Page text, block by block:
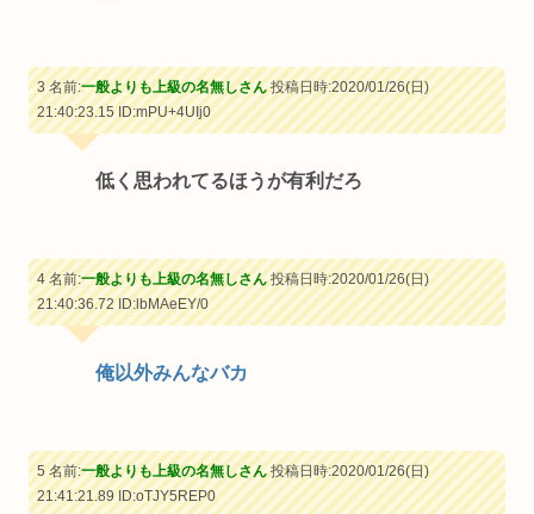
3 名前:一般よりも上級の名無しさん投稿日時:2020/01/26(日)
21:40:23.15ID:mPU+4UIj0
低く思われてるほうが有利だろ
4 名前:一般よりも上級の名無しさん投稿日時:2020/01/26(日)
21:40:36.72ID:lbMAeEY/0
俺以外みんなバカ
5 名前:一般よりも上級の名無しさん投稿日時:2020/01/26(日)
21:41:21.89ID:oTJY5REP0